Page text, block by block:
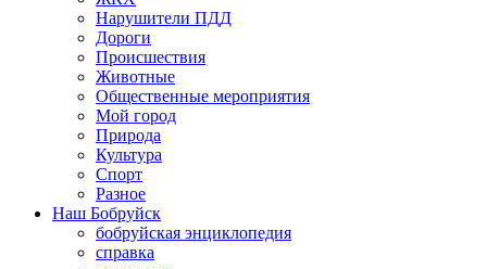
Нарушители ПДД
Дороги
Происшествия
Животные
Общественные мероприятия
Мой город
Природа
Культура
Спорт
Разное
Наш Бобруйск
бобруйская энциклопедия
справка